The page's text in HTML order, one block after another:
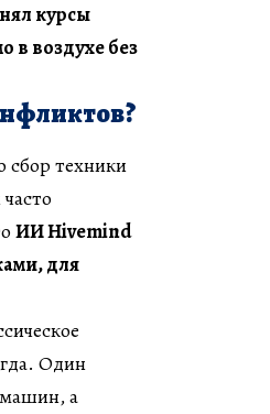
курсы
в воздухе без
техники
ИИ Hivemind
для
Один
машин, а